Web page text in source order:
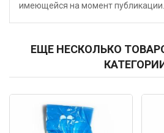
имеющейся на момент публикации.
ЕЩЕ НЕСКОЛЬКО
Код: 146